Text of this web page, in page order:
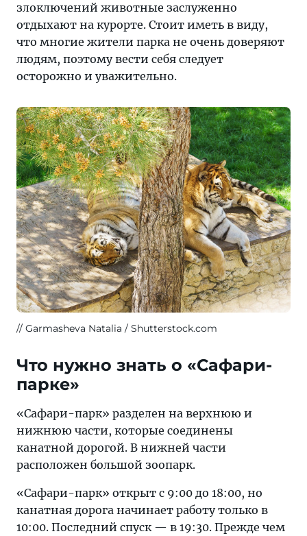
злоключений животные заслуженно
отдыхают на курорте. Стоит иметь в виду,
что многие жители парка не очень доверяют
людям, поэтому вести себя следует
осторожно и уважительно.
Garmasheva Natalia / Shutterstock.com
Что нужно знать о «Сафари-
парке»
«Сафари-парк» разделен на верхнюю и
нижнюю части, которые соединены
канатной дорогой. В нижней части
расположен большой зоопарк.
«Сафари-парк» открыт с 9:00 до 18:00, но
канатная дорога начинает работу только в
10:00. Последний спуск — в 19:30. Прежде чем